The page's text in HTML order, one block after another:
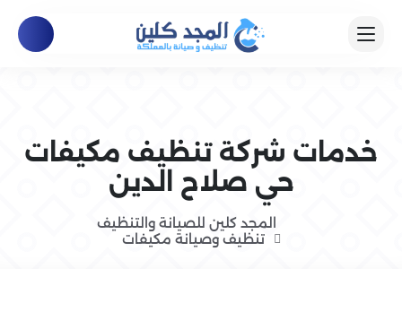
خدمات شركة تنظيف مكيفات
حي صلاح الدين
المجد كلين للصيانة والتنظيف
تنظيف وصيانة مكيفات